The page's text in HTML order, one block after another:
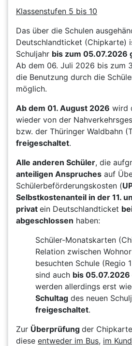
Klassenstufen 5 bis 10
Das über die Schulen
Deutschlandticket (Chipkarte)
Schuljahr bis zum 05.07.2026
Ab dem 06. Juli 2026 bis zum
die Benutzung durch die
möglich.
Ab dem 01. August 2026 wird
wieder von der
bzw. der Thüringer Waldbahn
freigeschaltet.
Alle anderen Schüler, die
anteiligen Anspruches auf
Schülerbeförderungskosten (
Selbstkostenanteil in der 11.
privat ein Deutschlandticket
abgeschlossen haben:
Schüler-Monatskarten
Relation zwischen
besuchten Schule (Regio
sind auch bis
werden allerdings erst
Schultag des neuen
freigeschaltet.
Zur Überprüfung der
diese entweder im Bus, im